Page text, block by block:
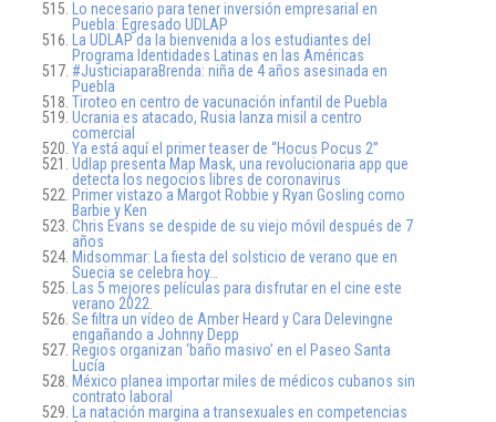
Lo necesario para tener inversión empresarial en
Puebla: Egresado UDLAP
La UDLAP da la bienvenida a los estudiantes del
Programa Identidades Latinas en las Américas
#JusticiaparaBrenda: niña de 4 años asesinada en
Puebla
Tiroteo en centro de vacunación infantil de Puebla
Ucrania es atacado, Rusia lanza misil a centro
comercial
Ya está aquí el primer teaser de “Hocus Pocus 2”
Udlap presenta Map Mask, una revolucionaria app que
detecta los negocios libres de coronavirus
Primer vistazo a Margot Robbie y Ryan Gosling como
Barbie y Ken
Chris Evans se despide de su viejo móvil después de 7
años
Midsommar: La fiesta del solsticio de verano que en
Suecia se celebra hoy…
Las 5 mejores películas para disfrutar en el cine este
verano 2022.
Se filtra un vídeo de Amber Heard y Cara Delevingne
engañando a Johnny Depp
Regios organizan ‘baño masivo’ en el Paseo Santa
Lucía
México planea importar miles de médicos cubanos sin
contrato laboral
La natación margina a transexuales en competencias